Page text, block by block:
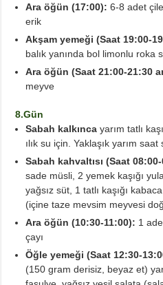
Ara öğün (17:00): 6-8 adet
erik
Akşam yemeği (Saat 19:00-
balık yanında bol limonlu roka
Ara öğün (Saat 21:00-21:30
meyve
8.Gün
Sabah kalkıncayarım tatlı
ılık su için. Yaklaşık yarım
Sabah kahvaltısı (Saat
sade müsli, 2 yemek kaşığı
yağsız süt, 1 tatlı kaşığı
(içine taze mevsim meyvesi
Ara öğün (10:30-11:00): 1
çayı
Öğle yemeği (Saat 12:30-
(150 gram derisiz, beyaz et)